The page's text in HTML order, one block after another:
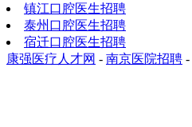
镇江口腔医生招聘
泰州口腔医生招聘
宿迁口腔医生招聘
康强医疗人才网 - 南京医院招聘 -